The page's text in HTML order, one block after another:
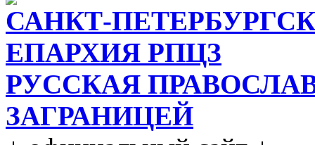
САНКТ-
ЕПАРХИЯ РПЦЗ
РУССКАЯ
ЗАГРАНИЦЕЙ